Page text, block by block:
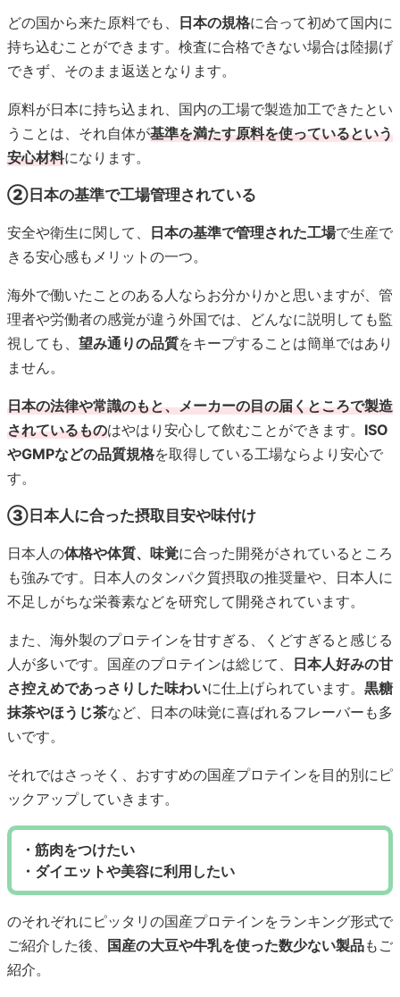
どの国から来た原料でも、 日本の規格に合って初めて国内に
持ち込むことができます。検査に合格できない場合は陸揚げ
できず、そのまま返送となります。
原料が日本に持ち込まれ、国内の工場で製造加工できたとい
うことは、それ自体が基準を満たす原料を使っているという
安心材料になります。
②日本の基準で工場管理されている
安全や衛生に関して、 日本の基準で管理された工場で生産で
きる安心感もメリットの一つ。
海外で働いたことのある人ならお分かりかと思いますが、管
理者や労働者の感覚が違う外国では、どんなに説明しても監
視しても、 望み通りの品質をキープすることは簡単ではあり
ません。
日本の法律や常識のもと、メーカーの目の届くところで製造
されているものはやはり安心して飲むことができます。 ISO
やGMPなどの品質規格を取得している工場ならより安心で
す。
③日本人に合った摂取目安や味付け
日本人の体格や体質、味覚に合った開発がされているところ
も強みです。日本人のタンパク質摂取の推奨量や、日本人に
不足しがちな栄養素などを研究して開発されています。
また、海外製のプロテインを甘すぎる、くどすぎると感じる
人が多いです。国産のプロテインは総じて、 日本人好みの甘
さ控えめであっさりした味わいに仕上げられています。 黒糖
抹茶やほうじ茶など、日本の味覚に喜ばれるフレーバーも多
いです。
それではさっそく、おすすめの国産プロテインを目的別にピ
ックアップしていきます。
・筋肉をつけたい
・ダイエットや美容に利用したい
のそれぞれにピッタリの国産プロテインをランキング形式で
ご紹介した後、 国産の大豆や牛乳を使った数少ない製品もご
紹介。